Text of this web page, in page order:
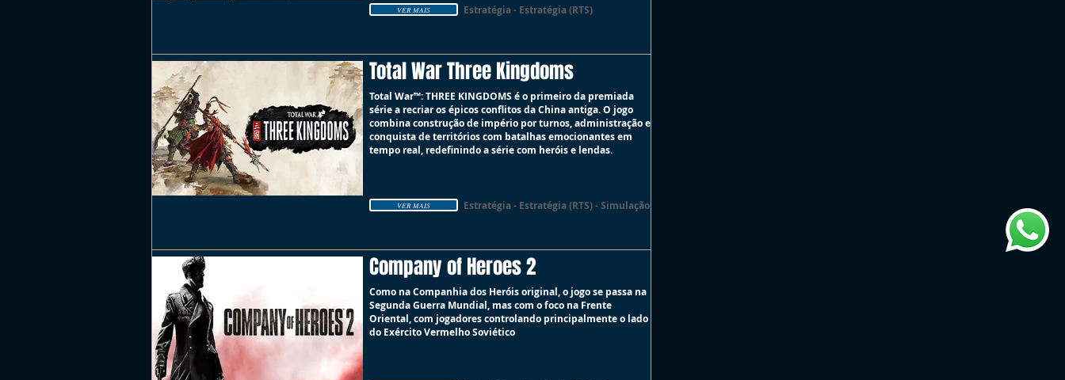
VER MAIS Estratégia - Estratégia (RTS)
Total War Three Kingdoms
Total War™: THREE KINGDOMS é o primeiro da premiada
série a recriar os épicos conflitos da China antiga. O jogo
combina construção de império por turnos, administração e
conquista de territórios com batalhas emocionantes em
tempo real, redefinindo a série com heróis e lendas.
VER MAIS Estratégia - Estratégia (RTS) - Simulação
Company of Heroes 2
Como na Companhia dos Heróis original, o jogo se passa na
Segunda Guerra Mundial, mas com o foco na Frente
Oriental, com jogadores controlando principalmente o lado
do Exército Vermelho Soviético